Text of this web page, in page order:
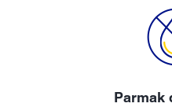
Parmak